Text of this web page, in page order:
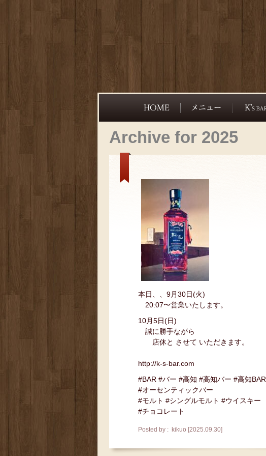
Archive for 2025
本日、、9月30日(火)
20:07〜営業いたします。
10月5日(日)
誠に勝手ながら
店休と させて いただきます。
http://k-s-bar.com
#BAR #バー #高知 #高知バー #高知BAR
#オーセンティックバー
#モルト #シングルモルト #ウイスキー
#チョコレート
Posted by : kikuo [2025.09.30]